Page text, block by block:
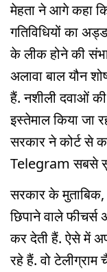
मेहता ने आगे कहा
गतिविधियों का
के लीक होने की
अलावा बाल यौन
हैं. नशीली दवाओं
इस्तेमाल किया जा
सरकार ने कोर्ट से
Telegram सबसे
सरकार के
छिपाने वाले
कर देती हैं. ऐसे में
रहे हैं. वो